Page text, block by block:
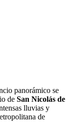
panorámico se
de San Nicolás de
lluvias y
de